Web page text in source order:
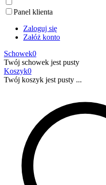
Panel klienta
Zaloguj się
Załóż konto
Schowek0
Twój schowek jest pusty
Koszyk0
Twój koszyk jest pusty ...